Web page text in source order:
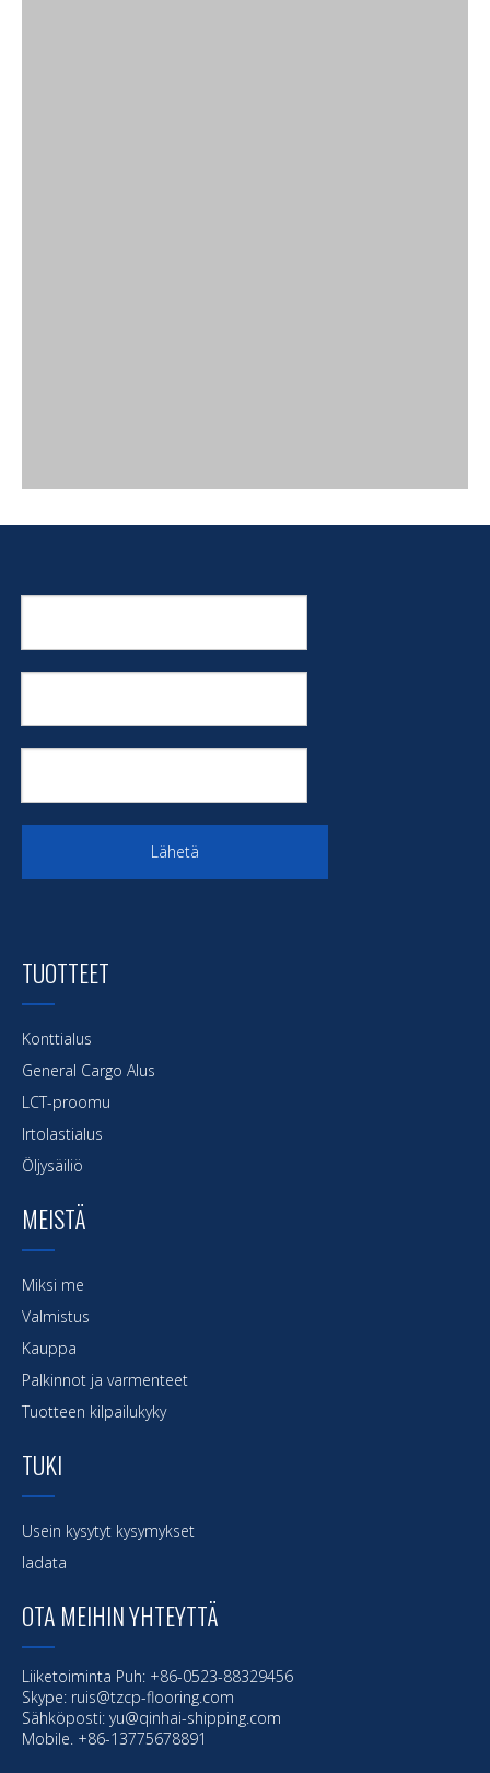
Lähetä
TUOTTEET
Konttialus
General Cargo Alus
LCT-proomu
Irtolastialus
Öljysäiliö
MEISTÄ
Miksi me
Valmistus
Kauppa
Palkinnot ja varmenteet
Tuotteen kilpailukyky
TUKI
Usein kysytyt kysymykset
ladata
OTA MEIHIN YHTEYTTÄ
Liiketoiminta Puh: +86-0523-88329456
Skype: ruis@tzcp-flooring.com
Sähköposti: yu@qinhai-shipping.com
Mobile. +86-13775678891